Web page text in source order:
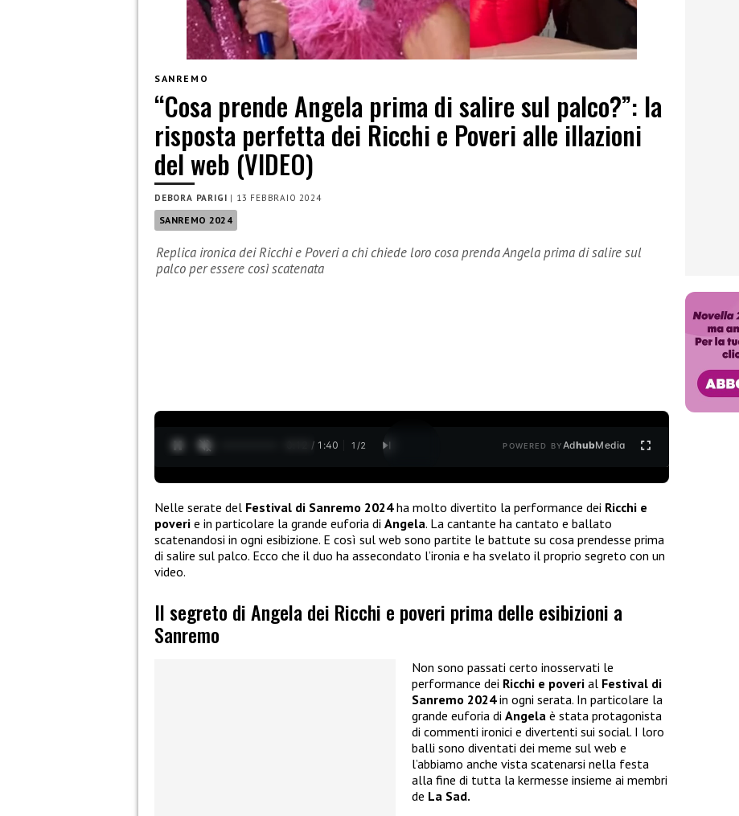
SANREMO
“Cosa prende Angela prima di salire sul palco?”: la
risposta perfetta dei Ricchi e Poveri alle illazioni
del web (VIDEO)
DEBORA PARIGI | 13 FEBBRAIO 2024
SANREMO 2024
Replica ironica dei Ricchi e Poveri a chi chiede loro cosa prenda Angela prima di salire sul
palco per essere così scatenata
0:13 / 1:40 1 /2 POWERED BYAdhubMedia
Nelle serate del Festival di Sanremo 2024ha molto divertito la performance dei Ricchi e
poveri e in particolare la grande euforia di Angela. La cantante ha cantato e ballato
scatenandosi in ogni esibizione. E così sul web sono partite le battute su cosa prendesse prima
di salire sul palco. Ecco che il duo ha assecondato l’ironia e ha svelato il proprio segreto con un
video.
Il segreto di Angela dei Ricchi e poveri prima delle esibizioni a
Sanremo
Non sono passati certo inosservati le
performance dei Ricchi e poveri al Festival di
Sanremo 2024in ogni serata. In particolare la
grande euforia di Angela è stata protagonista
di commenti ironici e divertenti sui social. I loro
balli sono diventati dei meme sul web e
l’abbiamo anche vista scatenarsi nella festa
alla fine di tutta la kermesse insieme ai membri
de La Sad.